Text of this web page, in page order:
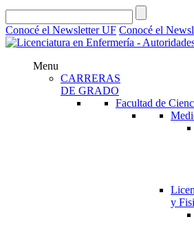
Conocé el Newsletter UF Conocé el
Menu
CARRERAS
DE GRADO
Facultad de
y